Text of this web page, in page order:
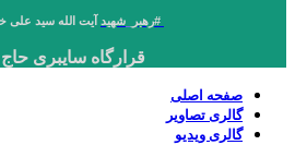
#رهبر_شهید آیت الله سید علی
قرارگاه سایبری
صفحه اصلی
گالری تصاویر
گالری ویدیو